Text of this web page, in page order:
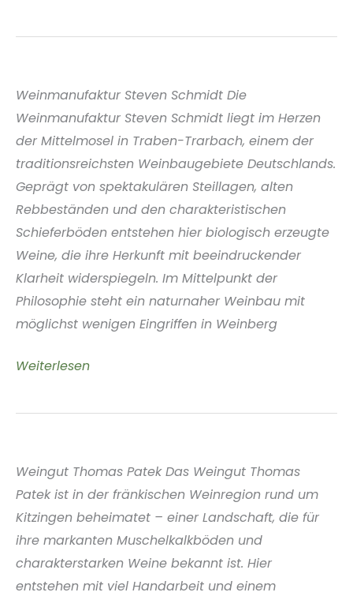
Tokaj
Weinmanufaktur Steven Schmidt Die
Weinmanufaktur Steven Schmidt liegt im Herzen
der Mittelmosel in Traben-Trarbach, einem der
traditionsreichsten Weinbaugebiete Deutschlands.
Geprägt von spektakulären Steillagen, alten
Rebbeständen und den charakteristischen
Schieferböden entstehen hier biologisch erzeugte
Weine, die ihre Herkunft mit beeindruckender
Klarheit widerspiegeln. Im Mittelpunkt der
Philosophie steht ein naturnaher Weinbau mit
möglichst wenigen Eingriffen in Weinberg
Weinmanufaktur
Schmidt
Weiterlesen
Weingut Thomas Patek Das Weingut Thomas
Patek ist in der fränkischen Weinregion rund um
Kitzingen beheimatet – einer Landschaft, die für
ihre markanten Muschelkalkböden und
charakterstarken Weine bekannt ist. Hier
entstehen mit viel Handarbeit und einem